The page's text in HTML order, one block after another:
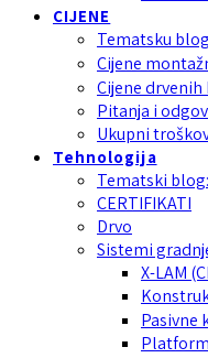
CIJENE
Tematsku
Cijene
Cijene drvenih
Pitanja i
Ukupni
Tehnologija
Tematski
CERTIFIKATI
Drvo
Sistemi
X-LAM
Pasivne